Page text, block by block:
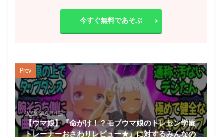
今すぐ無料であそぶ
Prev
2026年6月4日
【ウマ娘】『命がけ！？モブウマ娘のトレセン学園
トレーナーおさわりレビュー★』に対するみんなの